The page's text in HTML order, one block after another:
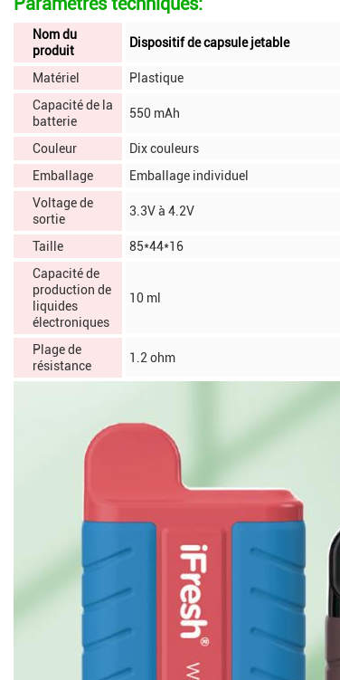
Nom du
produit
Dispositif de capsule jetable
Matériel
Plastique
Capacité de la
batterie
550 mAh
Couleur
Dix couleurs
Emballage
Emballage individuel
Voltage de
sortie
3.3V à 4.2V
Taille
85*44*16
Capacité de
production de
liquides
électroniques
10 ml
Plage de
résistance
1.2 ohm